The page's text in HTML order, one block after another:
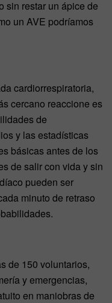
sin restar un ápice de
un AVE podríamos
cardiorrespiratoria,
cercano reaccione es
de
y las estadísticas
básicas antes de los
de salir con vida y sin
pueden ser
minuto de retraso
de 150 voluntarios,
y emergencias,
en maniobras de